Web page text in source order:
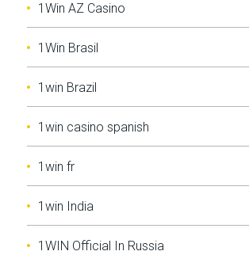
1Win AZ Casino
1Win Brasil
1win Brazil
1win casino spanish
1win fr
1win India
1WIN Official In Russia